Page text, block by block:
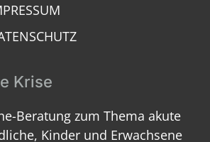
Krise
Beratung zum Thema akute
Kinder und Erwachsene